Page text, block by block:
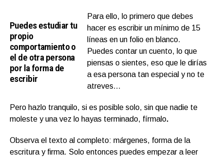
Puedes estudiar tu
propio
comportamiento o
el de otra persona
por la forma de
escribir
Para ello, lo primero que debes
hacer es escribir un mínimo de 15
líneas en un folio en blanco.
Puedes contar un cuento, lo que
piensas o sientes, eso que le dirías
a esa persona tan especial y no te
atreves…
Pero hazlo tranquilo, si es posible solo, sin que nadie te
moleste y una vez lo hayas terminado, fírmalo.
Observa el texto al completo: márgenes, forma de la
escritura y firma. Solo entonces puedes empezar a leer